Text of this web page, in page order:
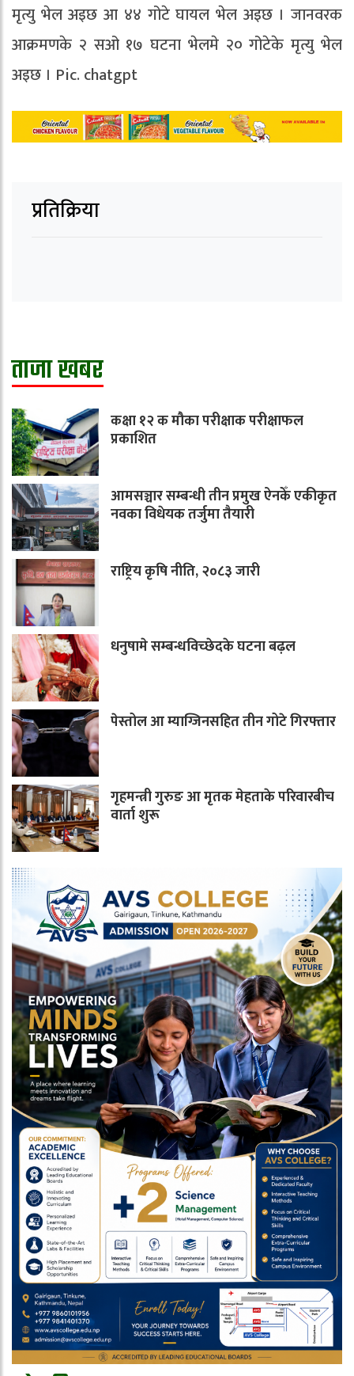
मृत्यु भेल अइछ आ ४४ गोटे घायल भेल अइछ । जानवरक
आक्रमणके २ सओ १७ घटना भेलमे २० गोटेके मृत्यु भेल
अइछ । Pic. chatgpt
प्रतिक्रिया
ताजा खबर
कक्षा १२ क मौका परीक्षाक परीक्षाफल
प्रकाशित
आमसञ्चार सम्बन्धी तीन प्रमुख ऐनकेँ एकीकृत
नवका विधेयक तर्जुमा तैयारी
राष्ट्रिय कृषि नीति, २०८३ जारी
धनुषामे सम्बन्धविच्छेदके घटना बढ़ल
पेस्तोल आ म्याग्जिनसहित तीन गोटे गिरफ्तार
गृहमन्त्री गुरुङ आ मृतक मेहताके परिवारबीच
वार्ता शुरू